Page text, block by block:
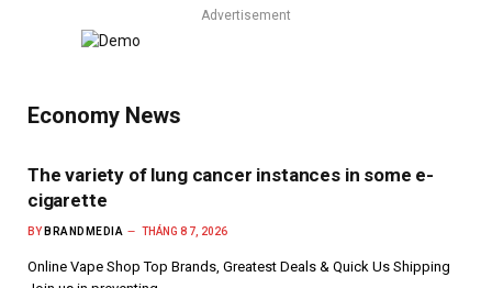
Advertisement
Economy News
The variety of lung cancer instances in some e-
cigarette
BY BRANDMEDIA THÁNG 8 7, 2026
Online Vape Shop Top Brands, Greatest Deals & Quick Us Shipping